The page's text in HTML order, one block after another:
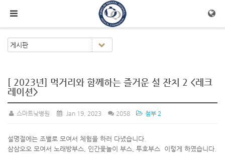
[ 2023년] 먹거리와 함께하는 즐거운 설 잔치 2 <레크
레이션>
스마트낮병원 Jan 19, 2023 2058 첨부 2
설명절에는 조별로 모여서 체험을 하러 다녔습니다.
삼삼오오 모여서 노래방부스, 인간윷놀이 부스, 투호부스 이렇게 하였습니다.